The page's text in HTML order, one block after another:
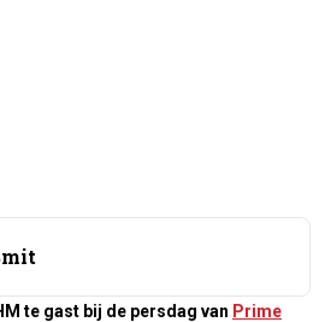
te gast bij de persdag van Prime